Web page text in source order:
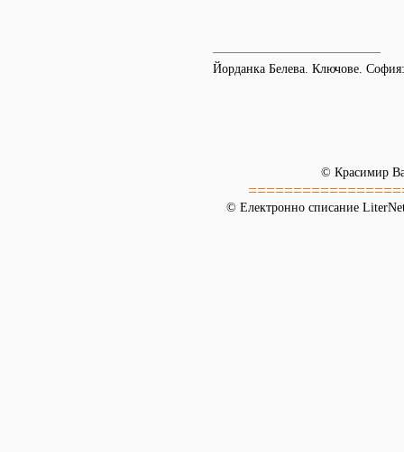
Йорданка Белева. Ключове.
© Красимир
© Електронно списание